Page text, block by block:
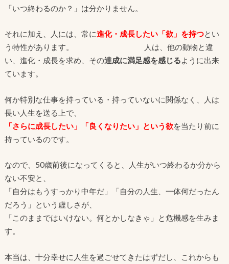
「いつ終わるのか？」は分かりません。
それに加え、人には、常に進化・成長したい「欲」を持つとい
う特性があります。 人は、他の動物と違
い、進化・成長を求め、その達成に満足感を感じるように出来
ています。
何か特別な仕事を持っている・持っていないに関係なく、人は
長い人生を送る上で、
「さらに成長したい」「良くなりたい」という欲を当たり前に
持っているのです。
なので、50歳前後になってくると、人生がいつ終わるか分から
ない不安と、
「自分はもうすっかり中年だ」「自分の人生、一体何だったん
だろう」という虚しさが、
「このままではいけない。何とかしなきゃ」と危機感を生みま
す。
本当は、十分幸せに人生を過ごせてきたはずだし、これからも